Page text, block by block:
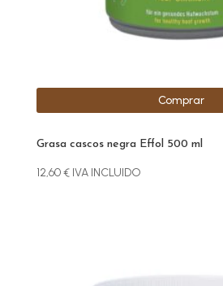
Grasa cascos negra Effol 500 ml
12,60€ IVA INCLUIDO
Comprar